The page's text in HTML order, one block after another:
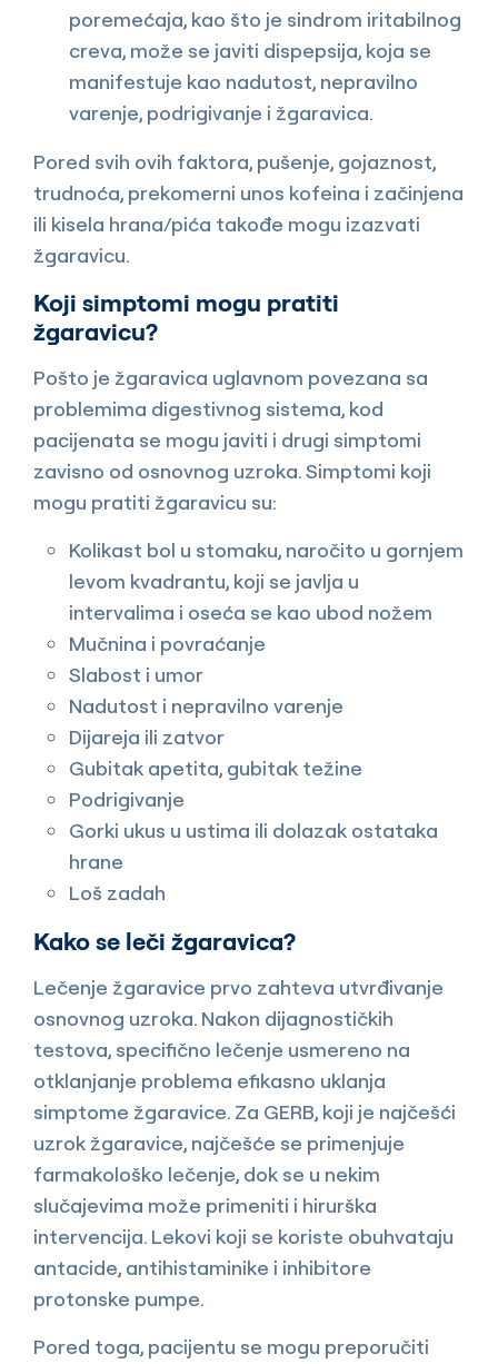
poremećaja, kao što je sindrom iritabilnog
creva, može se javiti dispepsija, koja se
manifestuje kao nadutost, nepravilno
varenje, podrigivanje i žgaravica.
Pored svih ovih faktora, pušenje, gojaznost,
trudnoća, prekomerni unos kofeina i začinjena
ili kisela hrana/pića takođe mogu izazvati
žgaravicu.
Koji simptomi mogu pratiti
žgaravicu?
Pošto je žgaravica uglavnom povezana sa
problemima digestivnog sistema, kod
pacijenata se mogu javiti i drugi simptomi
zavisno od osnovnog uzroka. Simptomi koji
mogu pratiti žgaravicu su:
Kolikast bol u stomaku, naročito u gornjem
levom kvadrantu, koji se javlja u
intervalima i oseća se kao ubod nožem
Mučnina i povraćanje
Slabost i umor
Nadutost i nepravilno varenje
Dijareja ili zatvor
Gubitak apetita, gubitak težine
Podrigivanje
Gorki ukus u ustima ili dolazak ostataka
hrane
Loš zadah
Kako se leči žgaravica?
Lečenje žgaravice prvo zahteva utvrđivanje
osnovnog uzroka. Nakon dijagnostičkih
testova, specifično lečenje usmereno na
otklanjanje problema efikasno uklanja
simptome žgaravice. Za GERB, koji je najčešći
uzrok žgaravice, najčešće se primenjuje
farmakološko lečenje, dok se u nekim
slučajevima može primeniti i hirurška
intervencija. Lekovi koji se koriste obuhvataju
antacide, antihistaminike i inhibitore
protonske pumpe.
Pored toga, pacijentu se mogu preporučiti